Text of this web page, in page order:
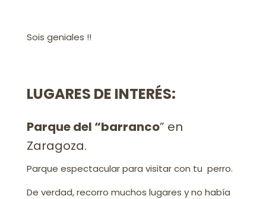
Sois geniales !!
LUGARES DE INTERÉS:
Parque del “barranco” en
Zaragoza.
Parque espectacular para visitar con tu perro.
De verdad, recorro muchos lugares y no había